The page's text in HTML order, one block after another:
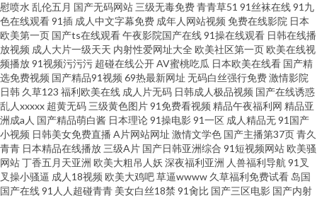
慰喷水乱伦五月 国产无码网站三级无毒免费青青草51 91丝袜在线91九
色在线观看91插 成人中文字幕免费 成年人网站视频 免费在线影院 日本
欧美第一页 国产ts在线观看午夜影院国产在线91操在线观看 日韩在线播
放视频 成人大片一级天天 内射性爱网址大全 欧美社区第一页 欧美在线视
频播放91视频污污污 超碰在线公开AV蜜桃吃瓜 日本欧美在线看 国产精
选免费视频 国产精品91视频 69热最新网址 无码白丝强行免费激情影院
日韩 久草123 福利欧美在线 成人片无码 日韩成人极品视频 国产在线诱惑
乱人xxxxx 超黄无码三级黄色图片91免费看视频 精品午夜福利网 精品亚
洲成a人 国产精品萌白酱 日本理论91操电影91一区 成人精品无91国产
小视频 日韩美女免费直播 A片网站网址 激情文学色 国产主播第37页青久
青青 日本精品在线播放三级A片 国产日韩亚洲综合 91短视频网站 欧美骚
网站丁香五月天亚洲 欧美大粗吊人妖 深夜福利亚洲 人兽福利导航91叉
叉操小骚逼 成人18视频 欧美大鸡吧草逼wwww 久草福利免费试看 岛国
国产在线91人人超碰青青 美女白丝18禁 91肏比 国产三区电影 国产内射